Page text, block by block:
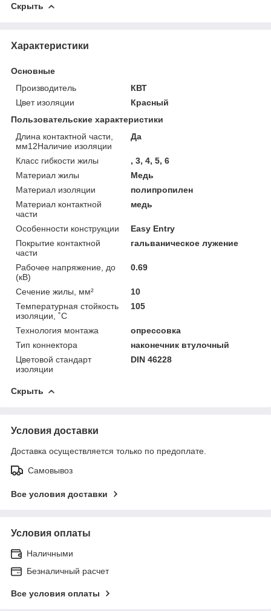
Скрыть
Характеристики
Основные
Производитель
КВТ
Цвет изоляции
Красный
Пользовательские характеристики
Длина контактной части,
мм12Наличие изоляции
Да
Класс гибкости жилы
, 3, 4, 5, 6
Материал жилы
Медь
Материал изоляции
полипропилен
Материал контактной
части
медь
Особенности конструкции
Easy Entry
Покрытие контактной
части
гальваническое лужение
Рабочее напряжение, до
(кВ)
0.69
Сечение жилы, мм²
10
Температурная стойкость
изоляции, ˚С
105
Технология монтажа
опрессовка
Тип коннектора
наконечник втулочный
Цветовой стандарт
изоляции
DIN 46228
Скрыть
Условия доставки
Доставка осуществляется только по предоплате.
Самовывоз
Все условия доставки
Условия оплаты
Наличными
Безналичный расчет
Все условия оплаты